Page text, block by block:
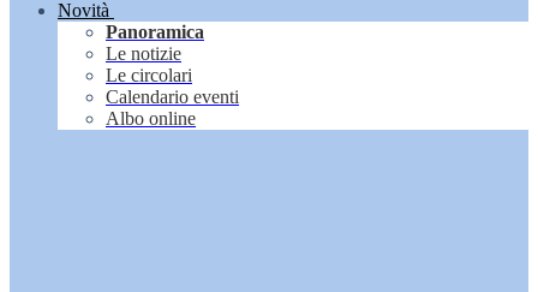
Novità
Panoramica
Le notizie
Le circolari
Calendario eventi
Albo online